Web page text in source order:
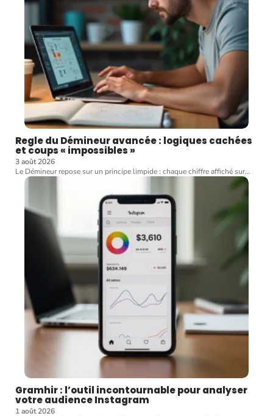
Regle du Démineur avancée : logiques cachées
et coups « impossibles »
3 août 2026
Le Démineur repose sur un principe limpide : chaque chiffre affiché sur…
Gramhir : l’outil incontournable pour analyser
votre audience Instagram
1 août 2026